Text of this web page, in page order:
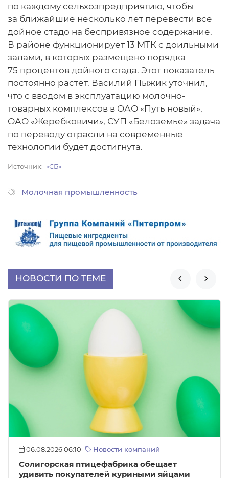
по каждому сельхозпредприятию, чтобы
за ближайшие несколько лет перевести все
дойное стадо на беспривязное содержание.
В районе функционирует 13 МТК с доильными
залами, в которых размещено порядка
75 процентов дойного стада. Этот показатель
постоянно растет. Василий Пыжик уточнил,
что с вводом в эксплуатацию молочно-
товарных комплексов в ОАО «Путь новый»,
ОАО «Жеребковичи», СУП «Белоземье» задача
по переводу отрасли на современные
технологии будет достигнута.
Источник «СБ»
Молочная промышленность
НОВОСТИ ПО ТЕМЕ  
06.08.2026 06:10 Новости компаний
Солигорская птицефабрика обещает
удивить покупателей куриными яйцами